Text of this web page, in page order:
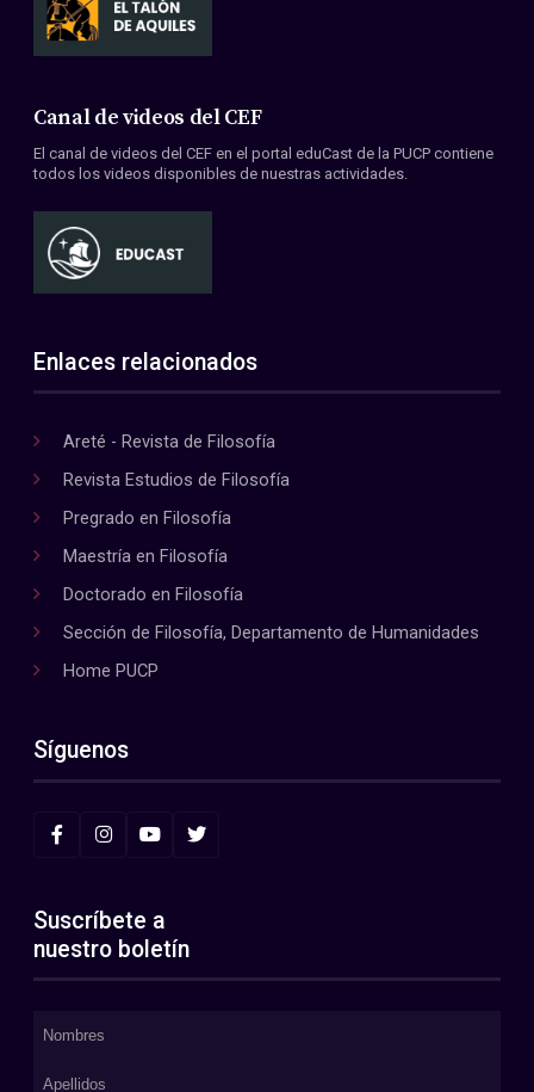
Canal de videos del CEF
El canal de videos del CEF en el portal eduCast de la PUCP contiene
todos los videos disponibles de nuestras actividades.
Enlaces relacionados
Areté - Revista de Filosofía
Revista Estudios de Filosofía
Pregrado en Filosofía
Maestría en Filosofía
Doctorado en Filosofía
Sección de Filosofía, Departamento de Humanidades
Home PUCP
Síguenos
Suscríbete a
nuestro boletín